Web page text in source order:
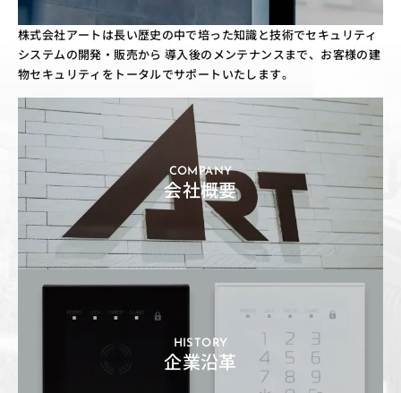
株式会社アートは長い歴史の中で培った知識と技術でセキュリティ
システムの開発・販売から 導入後のメンテナンスまで、お客様の建
物セキュリティをトータルでサポートいたします。
COMPANY
会社概要
HISTORY
企業沿革